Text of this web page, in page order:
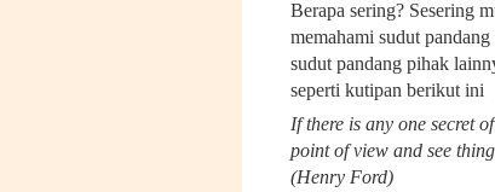
Berapa sering? Sesering
memahami sudut
sudut pandang pihak
seperti kutipan berikut ini
If there is any one secret
point of view and see
(Henry Ford)